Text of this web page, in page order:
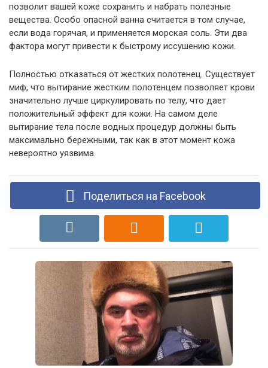
позволит вашей коже сохранить и набрать полезные
вещества. Особо опасной ванна считается в том случае,
если вода горячая, и применяется морская соль. Эти два
фактора могут привести к быстрому иссушению кожи.
Полностью отказаться от жестких полотенец. Существует
миф, что вытирание жестким полотенцем позволяет крови
значительно лучше циркулировать по телу, что дает
положительный эффект для кожи. На самом деле
вытирание тела после водных процедур должны быть
максимально бережными, так как в этот момент кожа
невероятно уязвима.
Поделиться на Facebook